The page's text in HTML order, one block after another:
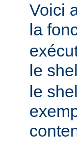
Voici
la
le
le